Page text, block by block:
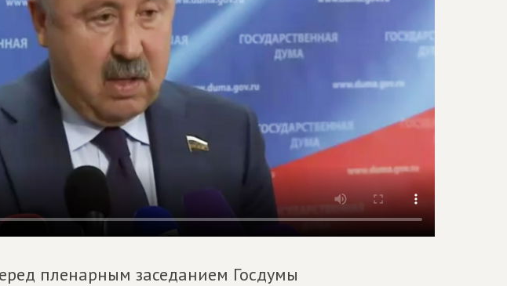
пленарным заседанием Госдумы